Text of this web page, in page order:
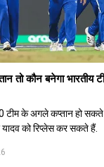
तो कौन बनेगा भारतीय
टीम के अगले कप्तान हो
यादव को रिप्लेस कर सकते हैं.